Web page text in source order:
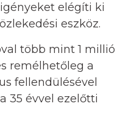
elégíti ki
eszköz.
több mint 1 millió
remélhetőleg a
fellendülésével
35 évvel ezelőtti